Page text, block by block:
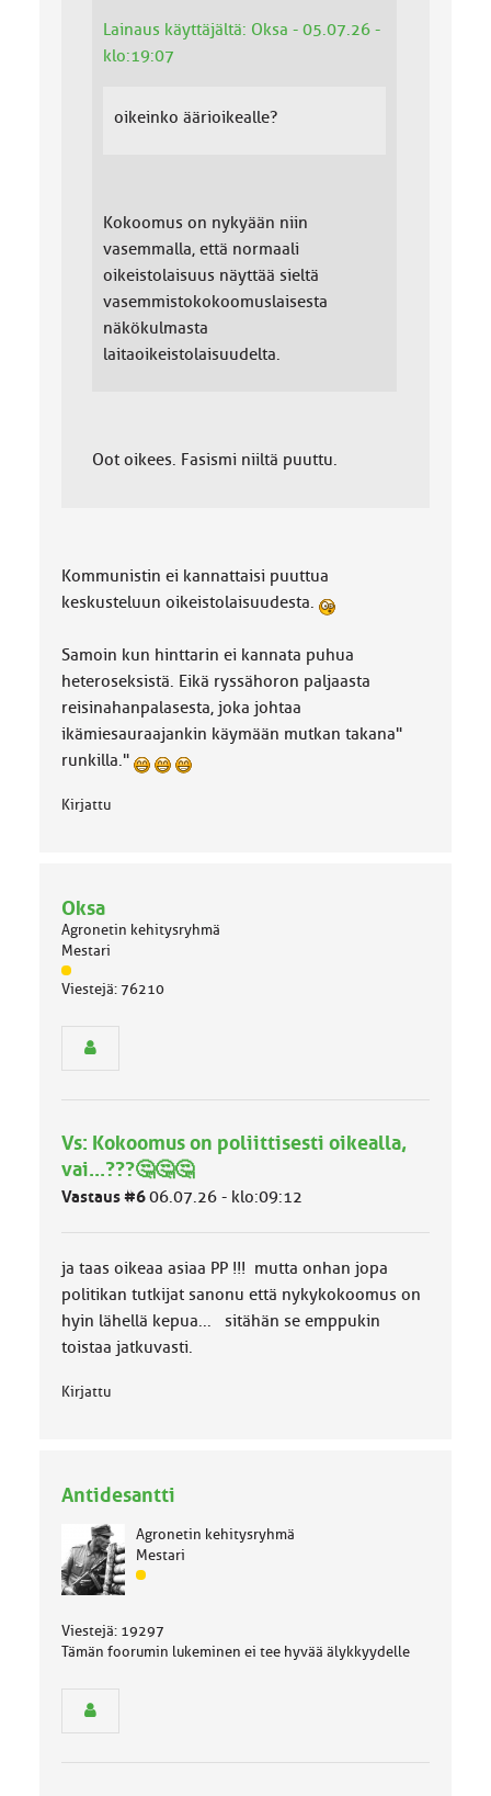
Lainaus käyttäjältä: Oksa - 05.07.26 -
klo:19:07
oikeinko äärioikealle?
Kokoomus on nykyään niin
vasemmalla, että normaali
oikeistolaisuus näyttää sieltä
vasemmistokokoomuslaisesta
näkökulmasta
laitaoikeistolaisuudelta.
Oot oikees. Fasismi niiltä puuttu.
Kommunistin ei kannattaisi puuttua
keskusteluun oikeistolaisuudesta.
Samoin kun hinttarin ei kannata puhua
heteroseksistä. Eikä ryssähoron paljaasta
reisinahanpalasesta, joka johtaa
ikämiesauraajankin käymään mutkan takana"
runkilla."
Kirjattu
Oksa
Agronetin kehitysryhmä
Mestari
J
ä
m
ä
u
k
a
:
Viestejä: 76210
Vs: Kokoomus on poliittisesti oikealla,
vai...???🤔🤔🤔
Vastaus #606.07.26 - klo:09:12
ja taas oikeaa asiaa PP !!! mutta onhan jopa
politikan tutkijat sanonu että nykykokoomus on
hyin lähellä kepua... sitähän se emppukin
toistaa jatkuvasti.
Kirjattu
Antidesantti
Agronetin kehitysryhmä
Mestari
J
e
Viestejä: 19297
Tämän foorumin lukeminen ei tee hyvää älykkyydelle